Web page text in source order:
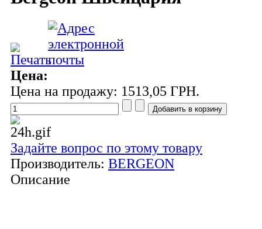
Цена:
Цена на продажу: 1513,05 ГРН.
Задайте вопрос по этому товару
Производитель: BERGEON
Описание